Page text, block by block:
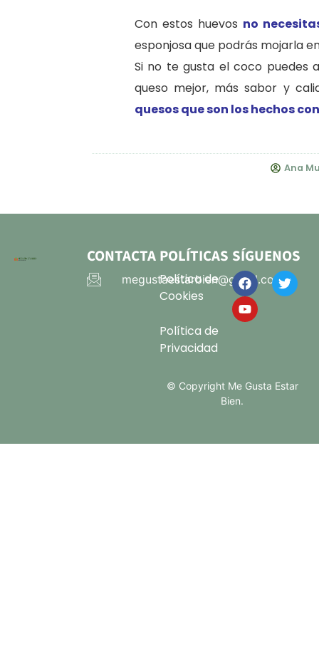
Con estos huevos no
esponjosa que podrás mojarla
Si no te gusta el coco puedes
queso mejor, más sabor y
quesos que son los hechos
Ana
CONTACTA
megustaestarbien@gmail.com
POLÍTICAS
Política de
Cookies
Política de
Privacidad
SÍGUENOS
© Copyright Me Gusta Estar
Bien.